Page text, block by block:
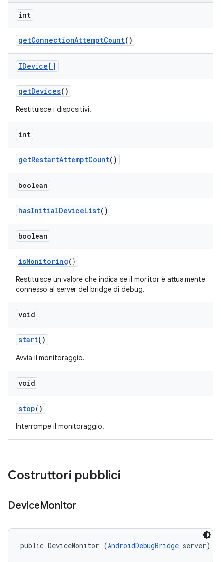
int
getConnectionAttemptCount()
IDevice[]
getDevices()
Restituisce i dispositivi.
int
getRestartAttemptCount()
boolean
hasInitialDeviceList()
boolean
isMonitoring()
Restituisce un valore che indica se il monitor è attualmente
connesso al server del bridge di debug.
void
start()
Avvia il monitoraggio.
void
stop()
Interrompe il monitoraggio.
Costruttori pubblici
DeviceMonitor
public DeviceMonitor (AndroidDebugBridge server)